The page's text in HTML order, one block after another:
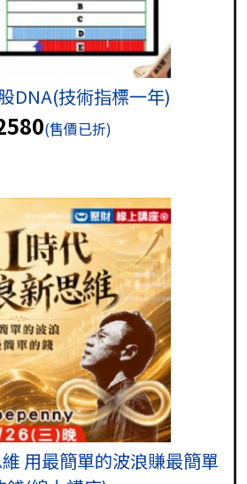
DNA(技術指標一年)
(售價已折)
用最簡單的波浪賺最簡單